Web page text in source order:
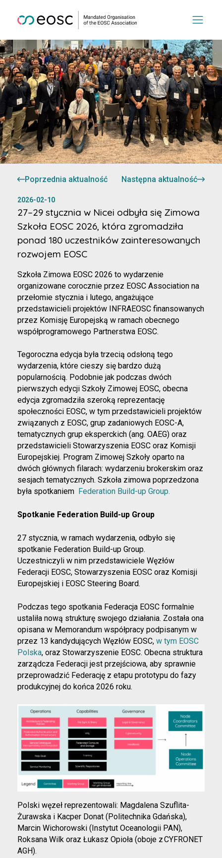
Poprzednia aktualność Następna aktualność
2026-02-10
27–29 stycznia w Nicei odbyła się Zimowa
Szkoła EOSC 2026, która zgromadziła
ponad 180 uczestników zainteresowanych
rozwojem EOSC
Szkoła Zimowa EOSC 2026 to wydarzenie
organizowane corocznie przez EOSC Association na
przełomie stycznia i lutego, angażujące
przedstawicieli projektów INFRAEOSC finansowanych
przez Komisję Europejską w ramach obecnego
współprogramowego Partnerstwa EOSC.
Tegoroczna edycja była trzecią odsłoną tego
wydarzenia, które cieszy się bardzo dużą
popularnością. Podobnie jak podczas dwóch
pierwszych edycji Szkoły Zimowej EOSC, obecna
edycja zgromadziła szeroką reprezentację
społeczności EOSC, w tym przedstawicieli projektów
związanych z EOSC, grup zadaniowych EOSC-A,
tematycznych grup eksperckich (ang. OAEG) oraz
przedstawicieli Stowarzyszenia EOSC oraz Komisji
Europejskiej. Program Zimowej Szkoły oparto na
dwóch głównych filarach: wydarzeniu brokerskim oraz
sesjach tematycznych. Szkoła zimowa poprzedzona
była spotkaniem Federation Build-up Group.
Spotkanie Federation Build-up Group
27 stycznia, w ramach wydarzenia, odbyło się
spotkanie Federation Build-up Group.
Uczestniczyli w nim przedstawiciele Węzłów
Federacji EOSC, Stowarzyszenia EOSC oraz Komisji
Europejskiej i EOSC Steering Board.
Podczas tego spotkania Federacja EOSC formalnie
ustaliła nową strukturę swojego działania. Została ona
opisana w Memorandum współpracy podpisanym w
przez 13 kandydujących Węzłów EOSC, w tym EOSC
Polska, oraz Stowarzyszenie EOSC. Obecna struktura
zarządcza Federacji jest przejściowa, aby sprawnie
przeprowadzić Federację z etapu prototypu do fazy
produkcyjnej do końca 2026 roku.
Polski węzeł reprezentowali: Magdalena Szuflita-
Żurawska i Kacper Donat (Politechnika Gdańska),
Marcin Wichorowski (Instytut Oceanologii PAN),
Roksana Wilk oraz Łukasz Opioła (oboje z CYFRONET
AGH).